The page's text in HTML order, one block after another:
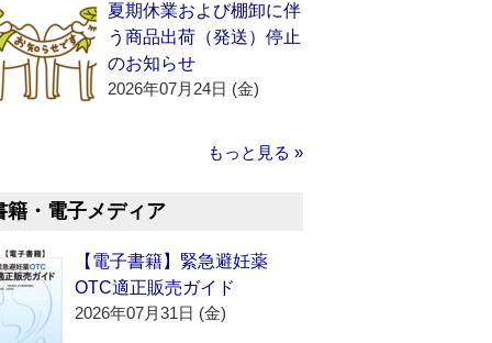
夏期休業および棚卸に伴
う商品出荷（発送）停止
のお知らせ
2026年07月24日 (金)
もっと見る »
籍・電子メディア
【電子書籍】緊急避妊薬
OTC適正販売ガイド
2026年07月31日 (金)